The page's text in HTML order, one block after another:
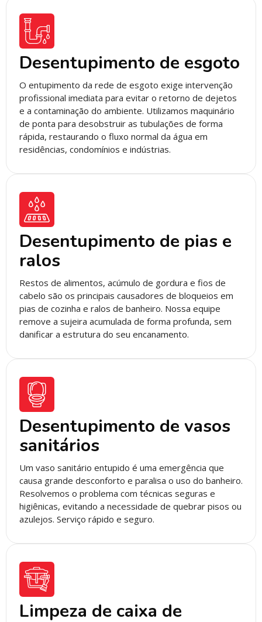
Desentupimento de esgoto
O entupimento da rede de esgoto exige intervenção
profissional imediata para evitar o retorno de dejetos
e a contaminação do ambiente. Utilizamos maquinário
de ponta para desobstruir as tubulações de forma
rápida, restaurando o fluxo normal da água em
residências, condomínios e indústrias.
Desentupimento de pias e
ralos
Restos de alimentos, acúmulo de gordura e fios de
cabelo são os principais causadores de bloqueios em
pias de cozinha e ralos de banheiro. Nossa equipe
remove a sujeira acumulada de forma profunda, sem
danificar a estrutura do seu encanamento.
Desentupimento de vasos
sanitários
Um vaso sanitário entupido é uma emergência que
causa grande desconforto e paralisa o uso do banheiro.
Resolvemos o problema com técnicas seguras e
higiênicas, evitando a necessidade de quebrar pisos ou
azulejos. Serviço rápido e seguro.
Limpeza de caixa de